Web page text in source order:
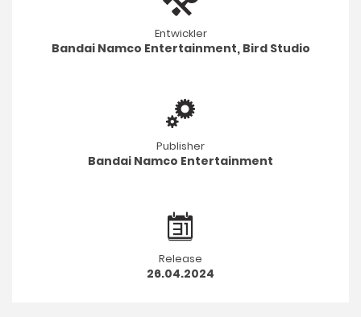
Entwickler
Bandai Namco Entertainment, Bird Studio
Publisher
Bandai Namco Entertainment
Release
26.04.2024